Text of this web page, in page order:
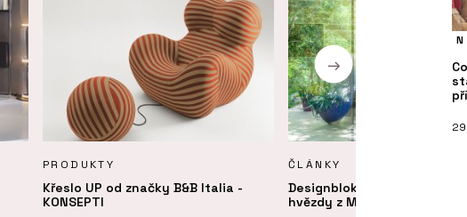
PRODUKTY
Křeslo UP od značky B&B Italia -
KONSEPTI
ČLÁNKY
Designblok 2024: Konsepti
hvězdy z Milána
N